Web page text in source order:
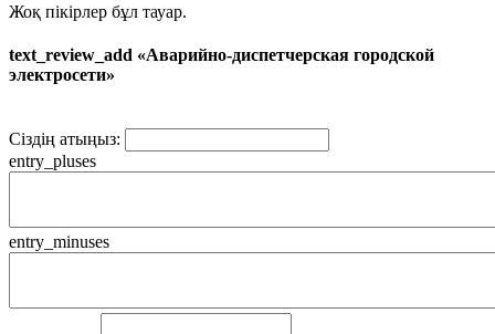
Жоқ пікірлер бұл тауар.
text_review_add «Аварийно-диспетчерская городской
электросети»
Сіздің атыңыз:
entry_pluses
entry_minuses